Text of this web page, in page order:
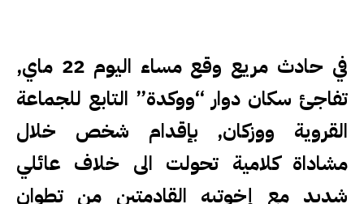
في حادث مريع وقع مساء اليوم 22 ماي,
تفاجئ سكان دوار “ووكدة” التابع للجماعة
القروية ووزكان, بإقدام شخص خلال
مشاداة كلامية تحولت الى خلاف عائلي
شديد مع إخوتيه القادمتين من تطوان